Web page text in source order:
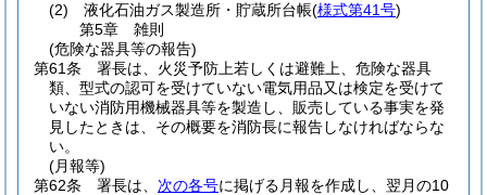
(2)
液化石油ガス製造所・貯蔵所台帳(様式第41号)
第5章
雑則
(危険な器具等の報告)
第61条
署長は、火災予防上若しくは避難上、危険な器具
類、型式の認可を受けていない電気用品又は検定を受けて
いない消防用機械器具等を製造し、販売している事実を発
見したときは、その概要を消防長に報告しなければならな
い。
(月報等)
第62条
署長は、 次の各号に掲げる月報を作成し、翌月の10